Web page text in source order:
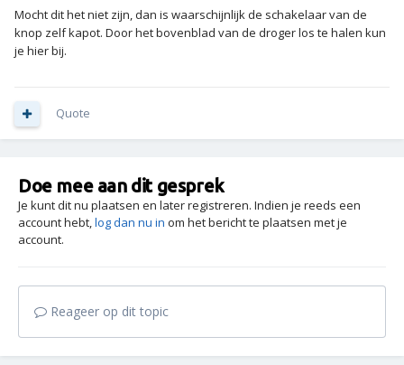
Mocht dit het niet zijn, dan is waarschijnlijk de schakelaar van de
knop zelf kapot. Door het bovenblad van de droger los te halen kun
je hier bij.
Quote
Doe mee aan dit gesprek
Je kunt dit nu plaatsen en later registreren. Indien je reeds een
account hebt,log dan nu in om het bericht te plaatsen met je
account.
Reageer op dit topic